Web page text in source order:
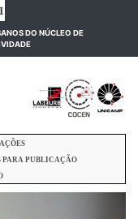
DO NÚCLEO DE
(current)
PARA PUBLICAÇÃO